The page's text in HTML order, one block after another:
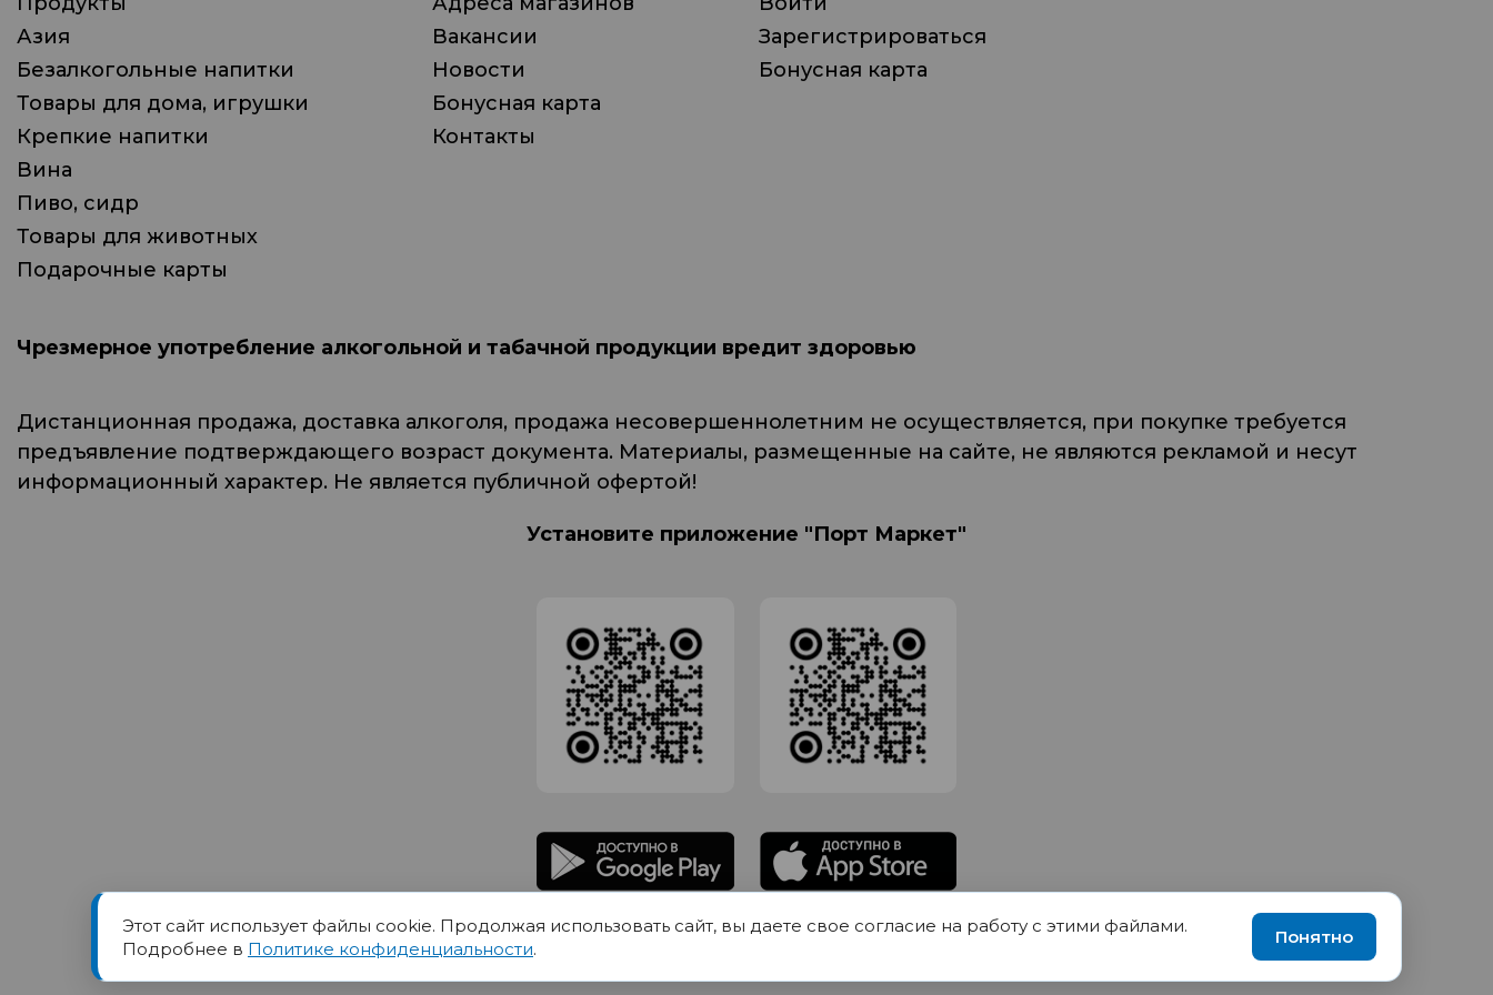
Азия
Безалкогольные напитки
Товары для дома, игрушки
Крепкие напитки
Вина
Пиво, сидр
Товары для животных
Подарочные карты
Вакансии
Новости
Бонусная карта
Контакты
Зарегистрироваться
Бонусная карта
Чрезмерное употребление алкогольной и табачной продукции вредит здоровью
Дистанционная продажа, доставка алкоголя, продажа несовершеннолетним не осуществляется, при покупке требуется
предъявление подтверждающего возраст документа. Материалы, размещенные на сайте, не являются рекламой и несут
информационный характер. Не является публичной офертой!
Установите приложение "Порт Маркет"
Товарный знак ПОРТ принадлежит Обществу с Ограниченной ответственностью СИГМАТОРГ, ОГРН 1191690035570, ИНН 1655417189
Юр.адрес 420012 Казань переулок Щербаковский дом 7, пом 1013, офис 5
Этот сайт использует файлы cookie. Продолжая использовать сайт, вы даете свое согласие на работу с этими файлами.
Подробнее в Политике конфиденциальности.
Понятно